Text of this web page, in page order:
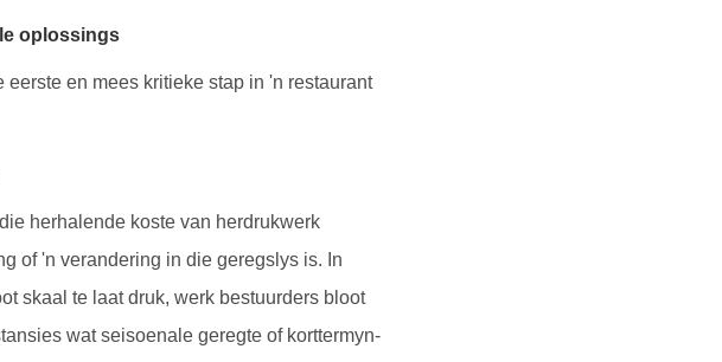
oplossings
en mees kritieke stap in 'n restaurant
herhalende koste van herdrukwerk
of 'n verandering in die geregslys is. In
skaal te laat druk, werk bestuurders bloot
wat seisoenale geregte of korttermyn-